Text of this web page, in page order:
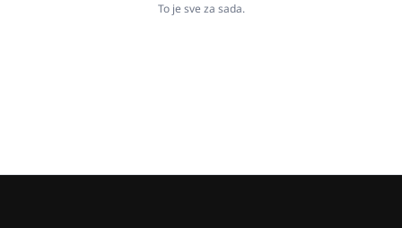
To je sve za sada.